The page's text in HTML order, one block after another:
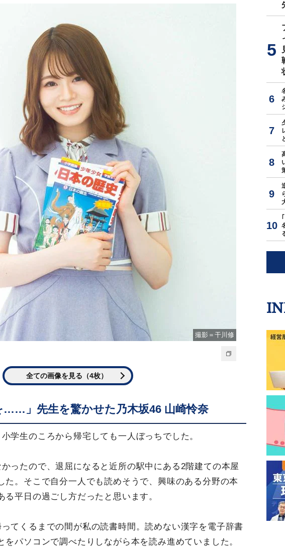
撮影＝干川修
全ての画像を見る（4枚）
……」先生を驚かせた乃木坂46 山崎怜奈
学生のころから帰宅しても一人ぼっちでした。
ったので、退屈になると近所の駅中にある2階建ての本屋
た。そこで自分一人でも読めそうで、興味のある分野の本
平日の過ごし方だったと思います。
てくるまでの間が私の読書時間。読めない漢字を電子辞書
をパソコンで調べたりしながら本を読み進めていました。